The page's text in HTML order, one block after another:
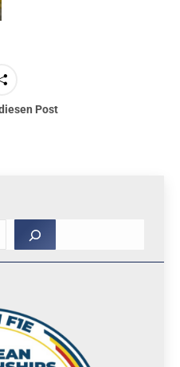
Post